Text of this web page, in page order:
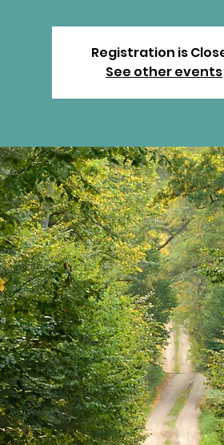
Registration is
See other events